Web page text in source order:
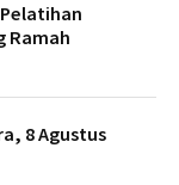
Ramah
8 Agustus